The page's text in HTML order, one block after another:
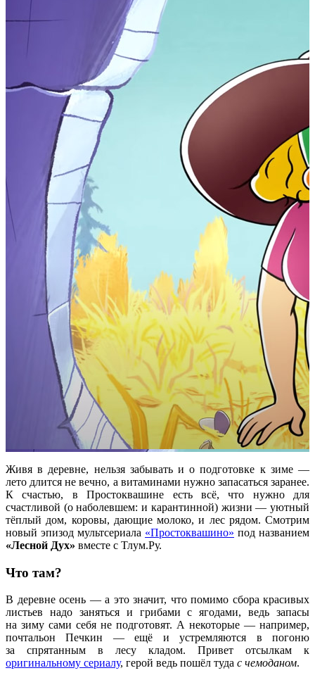
Живя в деревне, нельзя забывать и о подготовке к зиме —
лето длится не вечно, а витаминами нужно запасаться заранее.
К счастью, в Простоквашине есть всё, что нужно для
счастливой (о наболевшем: и карантинной) жизни — уютный
тёплый дом, коровы, дающие молоко, и лес рядом. Смотрим
новый эпизод мультсериала «Простоквашино» под названием
«Лесной Дух» вместе с Тлум.Ру.
Что там?
В деревне осень — а это значит, что помимо сбора красивых
листьев надо заняться и грибами с ягодами, ведь запасы
на зиму сами себя не подготовят. А некоторые — например,
почтальон Печкин — ещё и устремляются в погоню
за спрятанным в лесу кладом. Привет отсылкам к
оригинальному сериалу, герой ведь пошёл туда с чемоданом.